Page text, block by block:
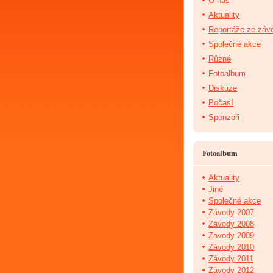
Aktuality
Reportáže ze
Společné akce
Různé
Fotoalbum
Diskuze
Počasí
Sponzoři
Fotoalbum
Aktuality
Jiné
Společné akce
Závody 2007
Závody 2008
Zavody 2009
Závody 2010
Závody 2011
Závody 2012